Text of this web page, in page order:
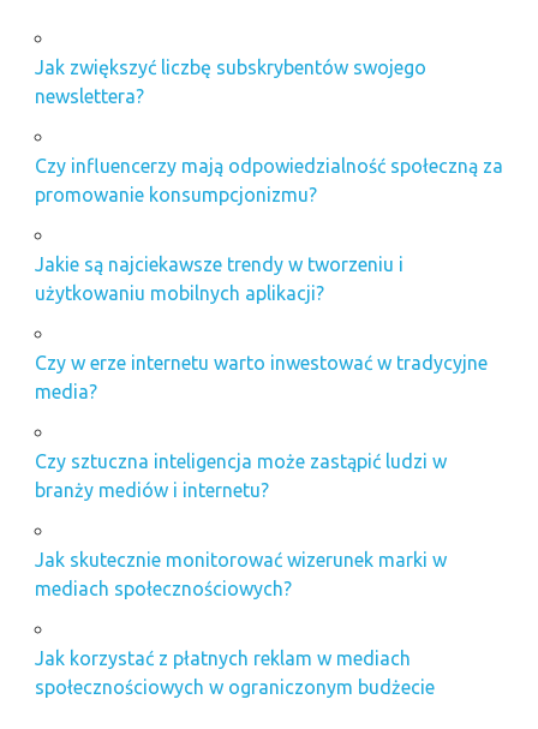
Jak zwiększyć liczbę subskrybentów swojego
newslettera?
Czy influencerzy mają odpowiedzialność społeczną za
promowanie konsumpcjonizmu?
Jakie są najciekawsze trendy w tworzeniu i
użytkowaniu mobilnych aplikacji?
Czy w erze internetu warto inwestować w tradycyjne
media?
Czy sztuczna inteligencja może zastąpić ludzi w
branży mediów i internetu?
Jak skutecznie monitorować wizerunek marki w
mediach społecznościowych?
Jak korzystać z płatnych reklam w mediach
społecznościowych w ograniczonym budżecie